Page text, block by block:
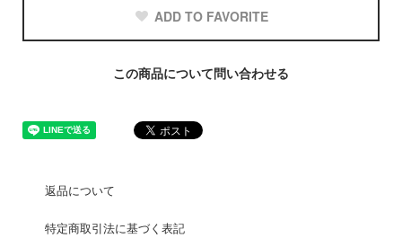
ADD TO FAVORITE
この商品について問い合わせる
返品について
特定商取引法に基づく表記